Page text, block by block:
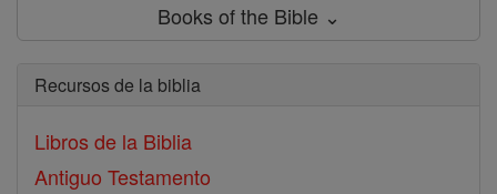
Books of the Bible ⌄
Recursos de la biblia
Libros de la Biblia
Antiguo Testamento